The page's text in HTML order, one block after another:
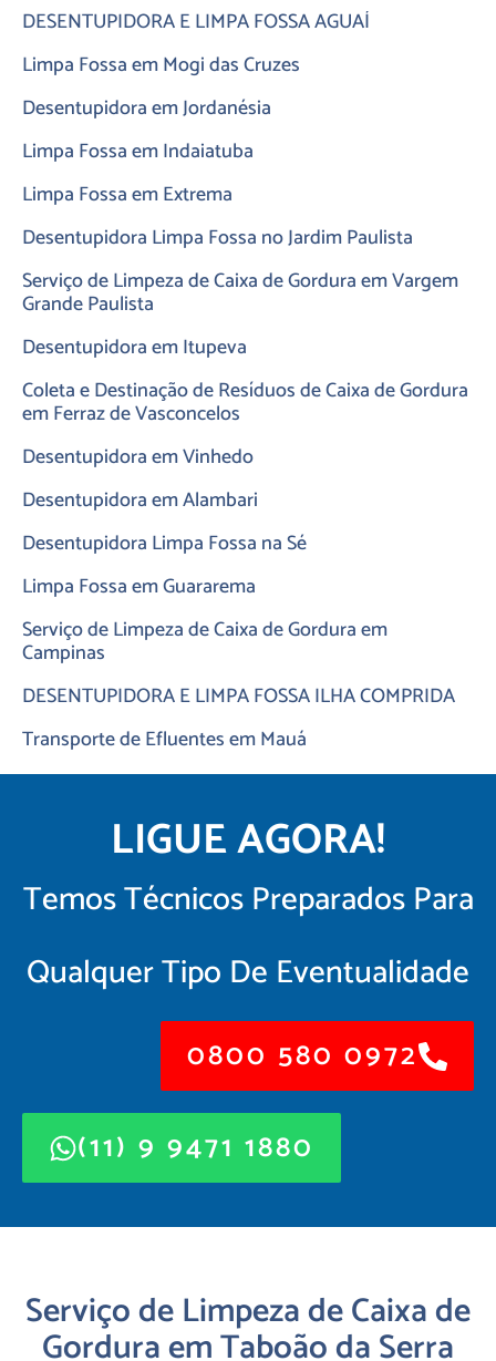
DESENTUPIDORA E LIMPA FOSSA AGUAÍ
Limpa Fossa em Mogi das Cruzes
Desentupidora em Jordanésia
Limpa Fossa em Indaiatuba
Limpa Fossa em Extrema
Desentupidora Limpa Fossa no Jardim Paulista
Serviço de Limpeza de Caixa de Gordura em Vargem
Grande Paulista
Desentupidora em Itupeva
Coleta e Destinação de Resíduos de Caixa de Gordura
em Ferraz de Vasconcelos
Desentupidora em Vinhedo
Desentupidora em Alambari
Desentupidora Limpa Fossa na Sé
Limpa Fossa em Guararema
Serviço de Limpeza de Caixa de Gordura em
Campinas
DESENTUPIDORA E LIMPA FOSSA ILHA COMPRIDA
Transporte de Efluentes em Mauá
LIGUE AGORA!
Temos Técnicos Preparados Para
Qualquer Tipo De Eventualidade
0800 580 0972
(11) 9 9471 1880
Serviço de Limpeza de Caixa de
Gordura em Taboão da Serra